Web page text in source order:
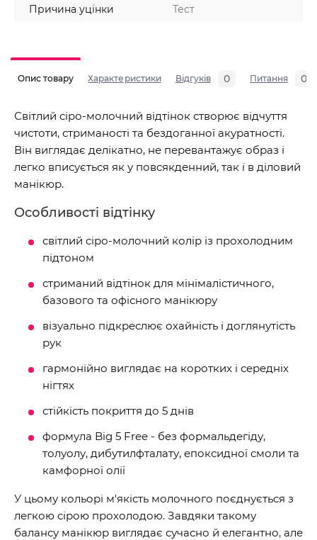
Причина уцінки Тест
Опис товару Характеристики Відгуків 0 Питання 0
Світлий сіро-молочний відтінок створює відчуття
чистоти, стриманості та бездоганної акуратності.
Він виглядає делікатно, не перевантажує образ і
легко вписується як у повсякденний, так і в діловий
манікюр.
Особливості відтінку
світлий сіро-молочний колір із прохолодним
підтоном
стриманий відтінок для мінімалістичного,
базового та офісного манікюру
візуально підкреслює охайність і доглянутість
рук
гармонійно виглядає на коротких і середніх
нігтях
стійкість покриття до 5 днів
формула Big 5 Free - без формальдегіду,
толуолу, дибутилфталату, епоксидної смоли та
камфорної олії
У цьому кольорі м'якість молочного поєднується з
легкою сірою прохолодою. Завдяки такому
балансу манікюр виглядає сучасно й елегантно, але